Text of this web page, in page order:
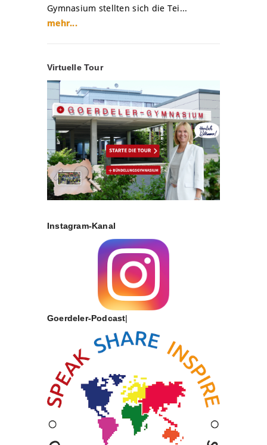
Gymnasium stellten sich die Tei...
mehr...
Virtuelle Tour
Instagram-Kanal
Goerdeler-Podcast